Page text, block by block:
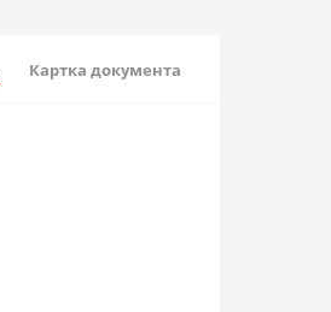
Картка документа